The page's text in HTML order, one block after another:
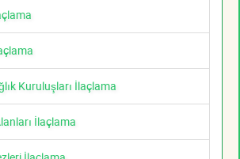
Kuruluşları İlaçlama
İlaçlama